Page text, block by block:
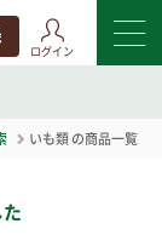
ログイン
いも類の商品一覧